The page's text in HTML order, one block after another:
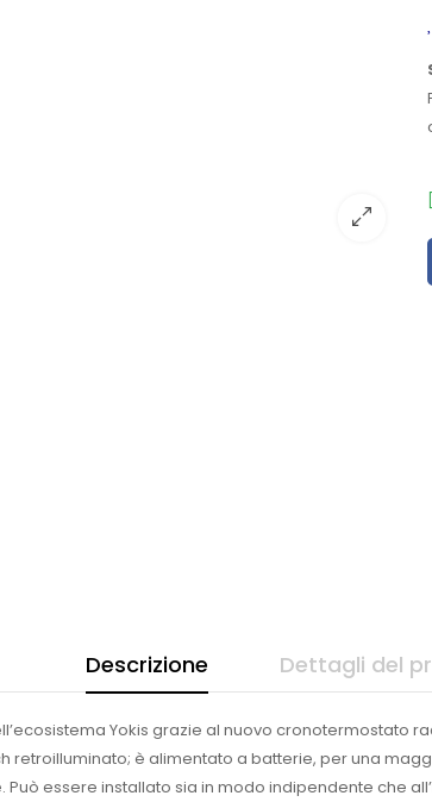
Descrizione Dettagli del
Yokis grazie al nuovo cronotermostato
retroilluminato; è alimentato a batterie, per una
essere installato sia in modo indipendente che